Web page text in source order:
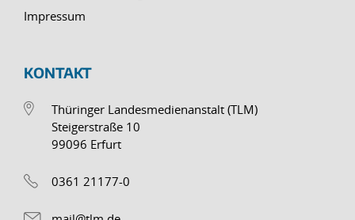
Impressum
KONTAKT
Thüringer Landesmedienanstalt (TLM)
Steigerstraße 10
99096 Erfurt
0361 21177-0